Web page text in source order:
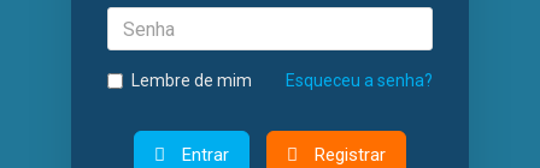
Senha
Lembre de mim Esqueceu a senha?
Entrar Registrar